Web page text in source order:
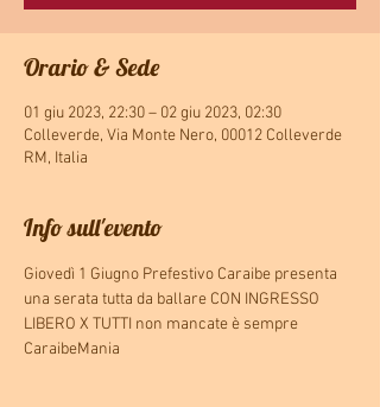
Orario & Sede
01 giu 2023, 22:30 – 02 giu 2023, 02:30
Colleverde, Via Monte Nero, 00012 Colleverde
RM, Italia
Info sull'evento
Giovedì 1 Giugno Prefestivo Caraibe presenta
una serata tutta da ballare CON INGRESSO
LIBERO X TUTTI non mancate è sempre
CaraibeMania